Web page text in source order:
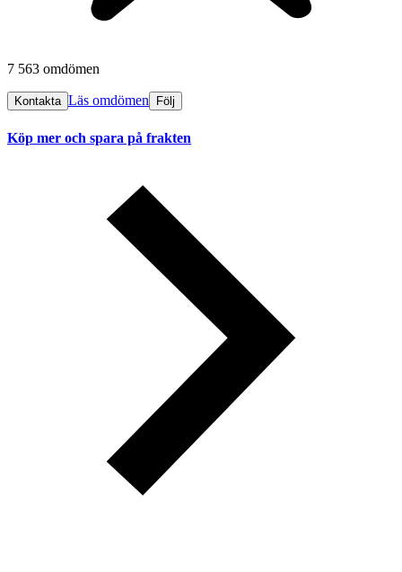
7 563 omdömen
Kontakta Läs omdömen Följ
Köp mer och spara på frakten